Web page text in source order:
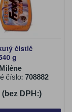
čistič
g
Miléne
číslo: 708882
DPH:)